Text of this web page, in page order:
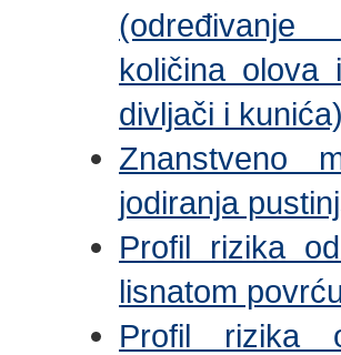
količina olova
divljači i
Znanstveno
jodiranja
Profil rizika
lisnatom
Profil rizika